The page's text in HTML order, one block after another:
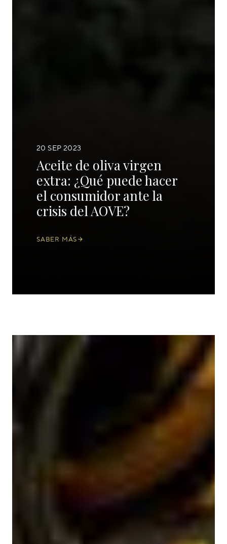
20 SEP 2023
Aceite de oliva virgen
extra: ¿Qué puede hacer
el consumidor ante la
crisis del AOVE?
SABER MÁS